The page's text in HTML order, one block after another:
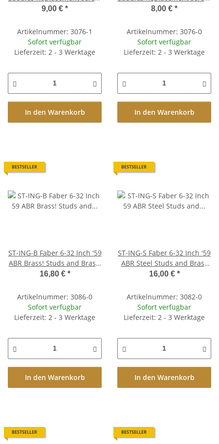
Brass, nickel plated, aged
9,00 € *
Artikelnummer: 3076-1
Sofort verfügbar
Lieferzeit: 2 - 3 Werktage
In den Warenkorb
Brass, nickel plated, glossy
8,00 € *
Artikelnummer: 3076-0
Sofort verfügbar
Lieferzeit: 2 - 3 Werktage
In den Warenkorb
BESTSELLER
ST-ING-B Faber 6-32 Inch '59
ABR Brass! Studs and Brass!
Thumbwheel Kit, (pair)
16,80 € *
Artikelnummer: 3086-0
Sofort verfügbar
Lieferzeit: 2 - 3 Werktage
In den Warenkorb
BESTSELLER
ST-ING-S Faber 6-32 Inch '59
ABR Steel Studs and Brass
Thumbwheel Kit, (pair)
16,00 € *
Artikelnummer: 3082-0
Sofort verfügbar
Lieferzeit: 2 - 3 Werktage
In den Warenkorb
BESTSELLER BESTSELLER